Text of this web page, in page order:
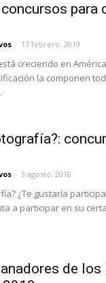
para
- 17 febrero, 2019
creciendo en
la componen
- 3 agosto, 2018
¿Te gustaría
a participar en su
de